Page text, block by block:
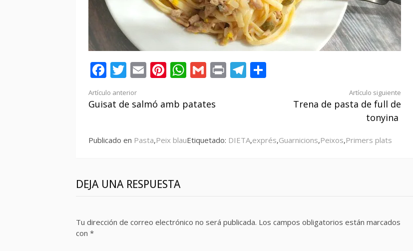
Facebook
Twitter
EmailPinterest
WhatsApp
GmailPrintTelegram
Seguir
Artículo anterior
Guisat de salmó amb patates
Artículo siguiente
Trena de pasta de full de
tonyina
Publicado en Pasta,Peix blauEtiquetado: DIETA,exprés,Guarnicions,Peixos,Primers plats
DEJA UNA RESPUESTA
Tu dirección de correo electrónico no será publicada. Los campos obligatorios están marcados
con *